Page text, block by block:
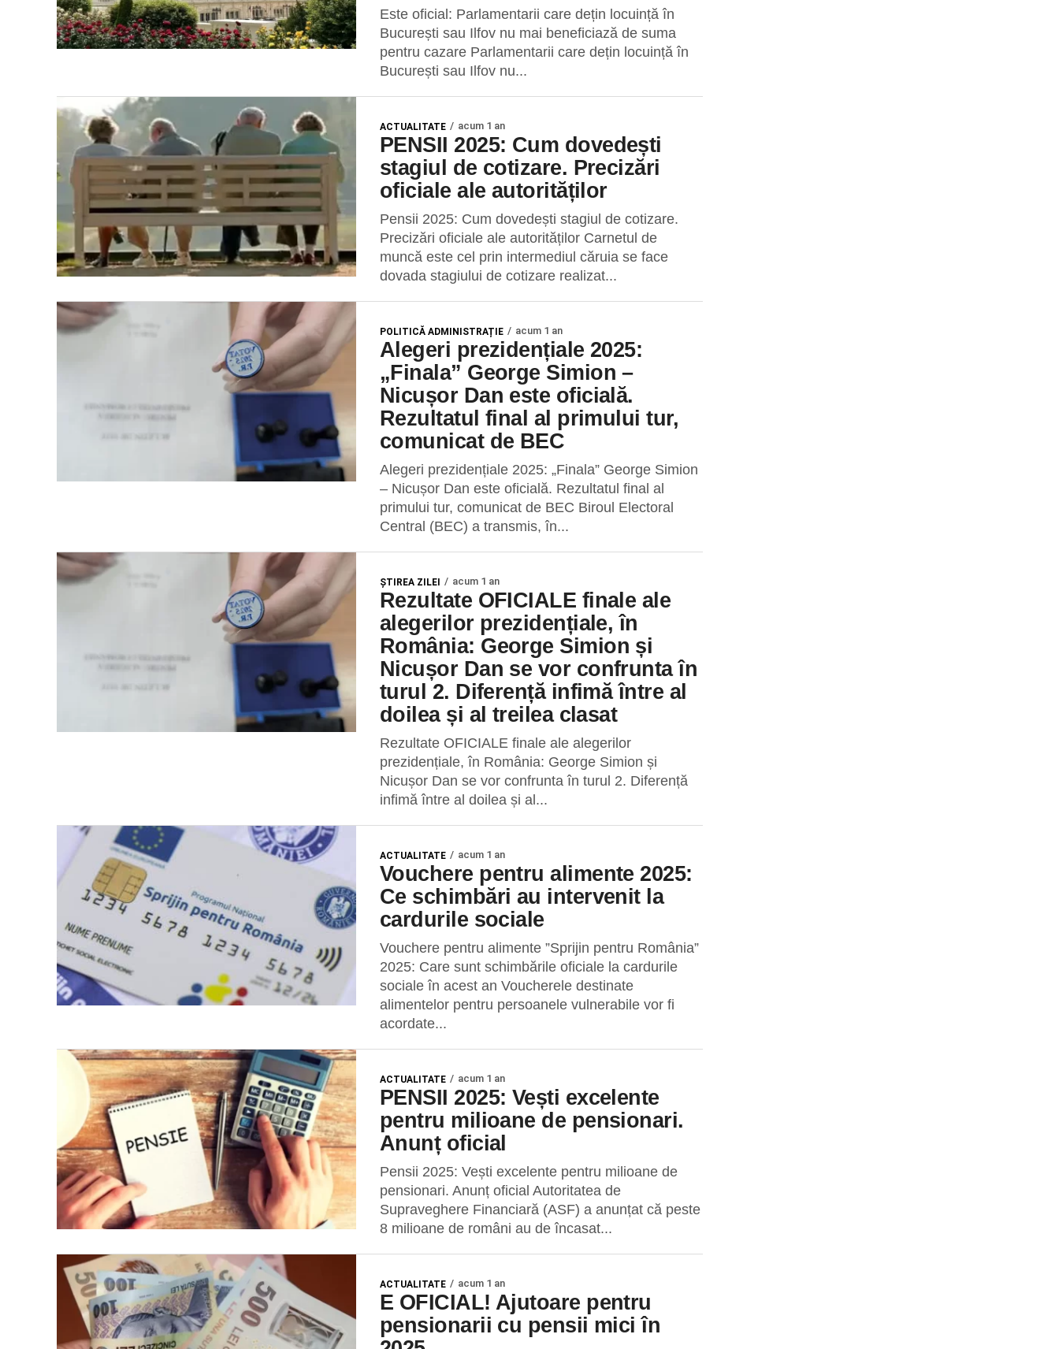
Este oficial: Parlamentarii care dețin locuință în
București sau Ilfov nu mai beneficiază de suma
pentru cazare Parlamentarii care dețin locuință în
București sau Ilfov nu...
ACTUALITATE acum 1 an
PENSII 2025: Cum dovedești
stagiul de cotizare. Precizări
oficiale ale autorităților
Pensii 2025: Cum dovedești stagiul de cotizare.
Precizări oficiale ale autorităților Carnetul de
muncă este cel prin intermediul căruia se face
dovada stagiului de cotizare realizat...
POLITICĂ ADMINISTRAȚIE acum 1 an
Alegeri prezidențiale 2025:
„Finala” George Simion –
Nicușor Dan este oficială.
Rezultatul final al primului tur,
comunicat de BEC
Alegeri prezidențiale 2025: „Finala” George Simion
– Nicușor Dan este oficială. Rezultatul final al
primului tur, comunicat de BEC Biroul Electoral
Central (BEC) a transmis, în...
ŞTIREA ZILEI acum 1 an
Rezultate OFICIALE finale ale
alegerilor prezidențiale, în
România: George Simion și
Nicușor Dan se vor confrunta în
turul 2. Diferență infimă între al
doilea și al treilea clasat
Rezultate OFICIALE finale ale alegerilor
prezidențiale, în România: George Simion și
Nicușor Dan se vor confrunta în turul 2. Diferență
infimă între al doilea și al...
ACTUALITATE acum 1 an
Vouchere pentru alimente 2025:
Ce schimbări au intervenit la
cardurile sociale
Vouchere pentru alimente ”Sprijin pentru România”
2025: Care sunt schimbările oficiale la cardurile
sociale în acest an Voucherele destinate
alimentelor pentru persoanele vulnerabile vor fi
acordate...
ACTUALITATE acum 1 an
PENSII 2025: Vești excelente
pentru milioane de pensionari.
Anunț oficial
Pensii 2025: Vești excelente pentru milioane de
pensionari. Anunț oficial Autoritatea de
Supraveghere Financiară (ASF) a anunțat că peste
8 milioane de români au de încasat...
ACTUALITATE acum 1 an
E OFICIAL! Ajutoare pentru
pensionarii cu pensii mici în